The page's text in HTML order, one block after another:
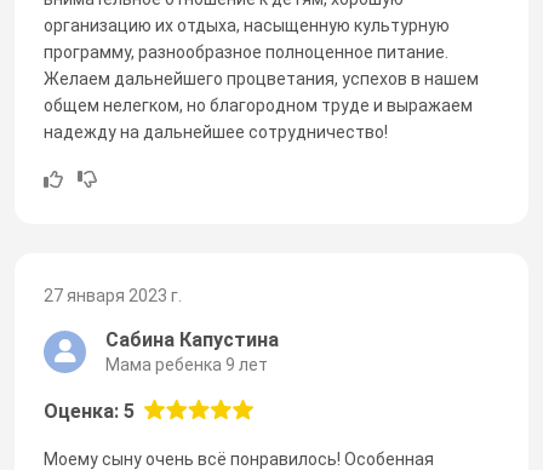
организацию их отдыха, насыщенную культурную
программу, разнообразное полноценное питание.
Желаем дальнейшего процветания, успехов в нашем
общем нелегком, но благородном труде и выражаем
надежду на дальнейшее сотрудничество!
27 января 2023 г.
Сабина Капустина
Мама ребенка 9 лет
Оценка: 5
Моему сыну очень всё понравилось! Особенная